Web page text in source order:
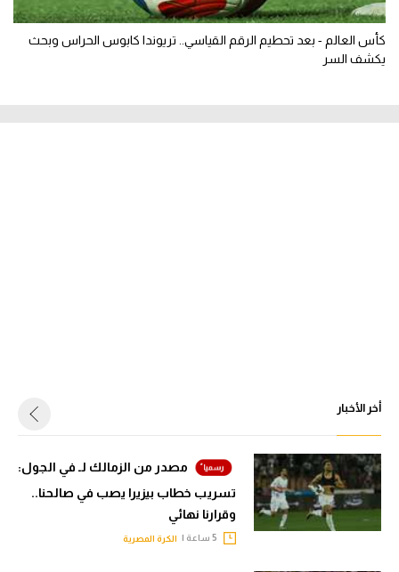
كأس العالم - بعد تحطيم الرقم القياسي.. تريوندا كابوس الحراس وبحث
يكشف السر
أخر الأخبار
مصدر من الزمالك لـ في الجول:
تسريب خطاب بيزيرا يصب في صالحنا..
وقرارنا نهائي
الكرة المصرية